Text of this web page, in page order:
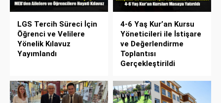
LGS Tercih Süreci İçin
Öğrenci ve Velilere
Yönelik Kılavuz
Yayımlandı
4-6 Yaş Kur’an Kursu
Yöneticileri ile İstişare
ve Değerlendirme
Toplantısı
Gerçekleştirildi